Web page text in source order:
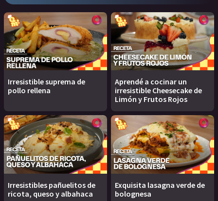
Irresistible suprema de
pollo rellena
Aprendé a cocinar un
irresistible Cheesecake de
Limón y Frutos Rojos
Irresistibles pañuelitos de
ricota, queso y albahaca
Exquisita lasagna verde de
bolognesa